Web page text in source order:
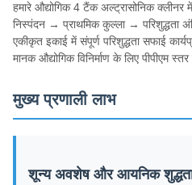
हमारे औद्योगिक 4 टैंक अल्ट्रासोनिक
निस्पंदन → प्राथमिक कुल्ला → परिशुद्धता
एकीकृत इकाई में संपूर्ण परिशुद्धता सफाई
मानक औद्योगिक विनिर्माण के लिए पीपीएम
मुख्य प्रणाली लाभ
शून्य अवशेष और आयनिक